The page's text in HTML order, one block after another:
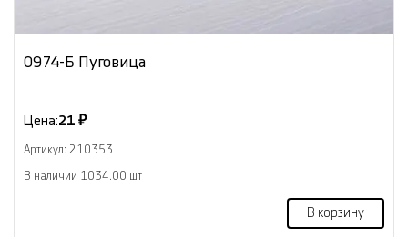
0974-Б Пуговица
Цена:21 ₽
Артикул: 210353
В наличии 1034.00 шт
В корзину